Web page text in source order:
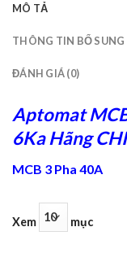
MÔ TẢ
THÔNG TIN BỔ SUNG
ĐÁNH GIÁ (0)
Aptomat
6Ka Hãng
MCB 3 Pha 40A
Xem mục